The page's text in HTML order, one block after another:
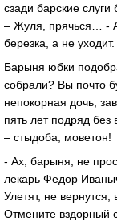
сзади барские
– Жуля, прячься… -
березка, а не уходит.
Барыня юбки
собрали? Вы почто
непокорная дочь,
пять лет подряд
– стыдоба, моветон!
- Ах, барыня, не
лекарь Федор
Улетят, не вернутся,
Отмените вздорный